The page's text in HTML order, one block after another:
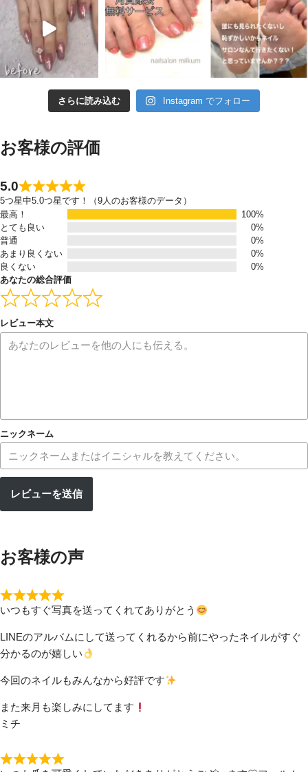
さらに読み込む Instagram でフォロー
お客様の評価
5.0
5つ星中5.0つ星です！（9人のお客様のデータ）
最高！
100%
とても良い
0%
普通
0%
あまり良くない
0%
良くない
0%
あなたの総合評価
レビュー本文
ニックネーム
レビューを送信
お客様の声
いつもすぐ写真を送ってくれてありがとう
LINEのアルバムにして送ってくれるから前にやったネイルがすぐ
分かるのが嬉しい
今回のネイルもみんなから好評です
また来月も楽しみにしてます
ミチ